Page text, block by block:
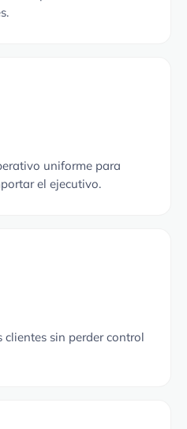
uniforme para
el ejecutivo.
sin perder control